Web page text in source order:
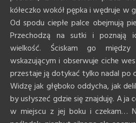
kółeczko wokół pępka i wędruje w
Od spodu ciepłe palce obejmują
Przechodzą na sutki i poznają
wielkość. Ściskam go
wskazującym i obserwuje ciche
przestaje ją dotykać tylko nadal po
Widzę jak głęboko oddycha, jak
by usłyszeć gdzie się znajduję. A ja
w miejscu z jej boku i czekam…